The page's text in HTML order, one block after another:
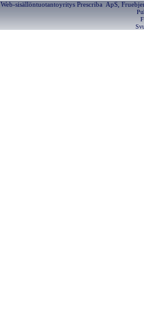
Web-sisällöntuotantoyritys Prescriba ApS,